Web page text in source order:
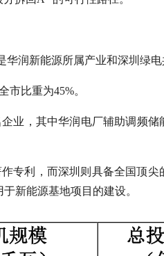
润新能源所属产业和深圳绿电
市比重为45%。
业，其中华润电厂辅助调频储
专利，而深圳则具备全国顶
新能源基地项目的建设。